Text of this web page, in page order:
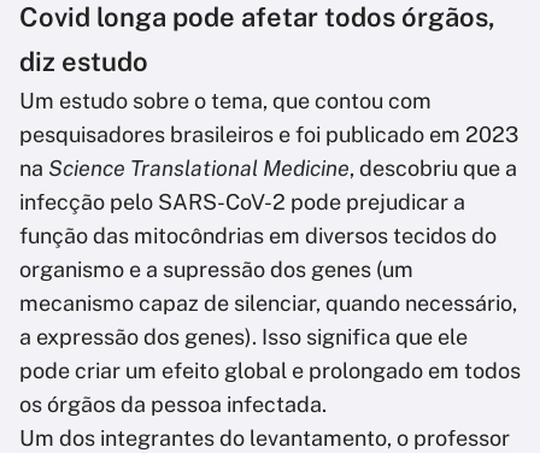
Covid longa pode afetar todos órgãos,
diz estudo
Um estudo sobre o tema, que contou com
pesquisadores brasileiros e foi publicado em 2023
na Science Translational Medicine, descobriu que a
infecção pelo SARS-CoV-2 pode prejudicar a
função das mitocôndrias em diversos tecidos do
organismo e a supressão dos genes (um
mecanismo capaz de silenciar, quando necessário,
a expressão dos genes). Isso significa que ele
pode criar um efeito global e prolongado em todos
os órgãos da pessoa infectada.
Um dos integrantes do levantamento, o professor